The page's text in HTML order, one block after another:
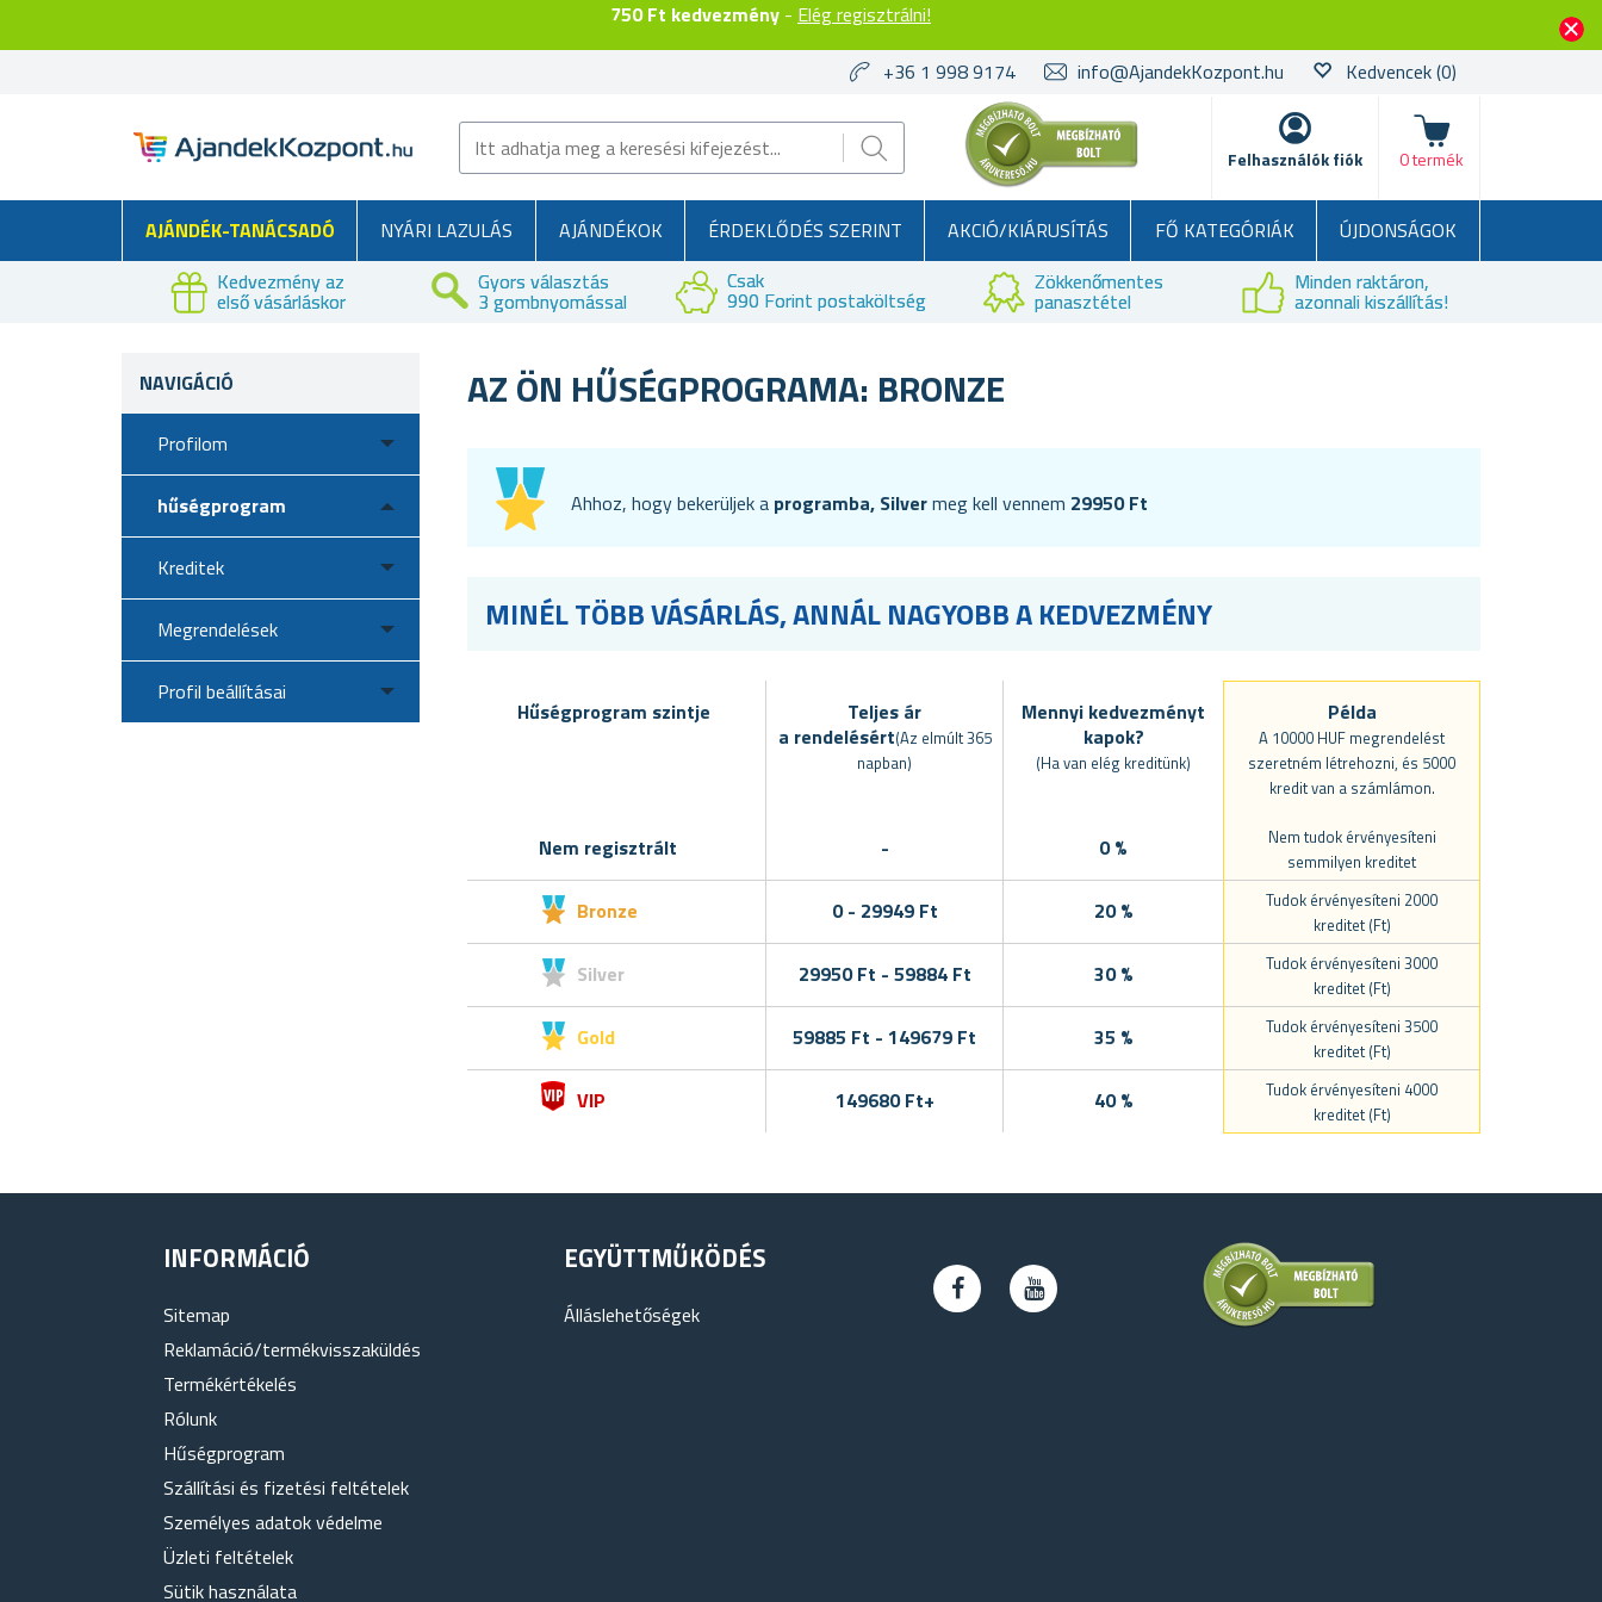
750 Ft kedvezmény - Elég regisztrálni!
+36 1 998 9174
info@AjandekKozpont.hu Kedvencek(0)
Felhasználók fiók
kosár
0 termék
AJÁNDÉK-TANÁCSADÓ NYÁRI LAZULÁS AJÁNDÉKOK ÉRDEKLŐDÉS SZERINT AKCIÓ/KIÁRUSÍTÁS FŐ KATEGÓRIÁK
ÚJDONSÁGOK
Kedvezmény az
első vásárláskor
Gyors választás
3 gombnyomással
Csak
990 Forint postaköltség
Zökkenőmentes
panasztétel
Minden raktáron,
azonnali kiszállítás!
NAVIGÁCIÓ
Profilom
hűségprogram
Kreditek
Megrendelések
Profil beállításai
AZ ÖN HŰSÉGPROGRAMA: BRONZE
Ahhoz, hogy bekerüljek a programba, Silvermeg kell vennem 29950 Ft
MINÉL TÖBB VÁSÁRLÁS, ANNÁL NAGYOBB A KEDVEZMÉNY
Hűségprogram szintje
Teljes ár
a rendelésért(Az elmúlt 365
napban)
Mennyi kedvezményt
kapok?
(Ha van elég kreditünk)
Példa
A 10000 HUF megrendelést
szeretném létrehozni, és 5000
kredit van a számlámon.
Nem regisztrált - 0 %
Nem tudok érvényesíteni
semmilyen kreditet
Bronze 0 - 29949 Ft 20 %
Tudok érvényesíteni 2000
kreditet (Ft)
Silver 29950 Ft - 59884 Ft 30 %
Tudok érvényesíteni 3000
kreditet (Ft)
Gold 59885 Ft - 149679 Ft 35 %
Tudok érvényesíteni 3500
kreditet (Ft)
VIP 149680 Ft+ 40 %
Tudok érvényesíteni 4000
kreditet (Ft)
INFORMÁCIÓ
Sitemap
Reklamáció/termékvisszaküldés
Termékértékelés
Rólunk
Hűségprogram
Szállítási és fizetési feltételek
Személyes adatok védelme
Üzleti feltételek
Sütik használata
EGYÜTTMŰKÖDÉS
Álláslehetőségek